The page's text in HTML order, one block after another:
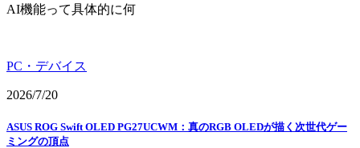
AI機能って具体的に何
PC・デバイス
2026/7/20
ASUS ROG Swift OLED PG27UCWM：真のRGB OLEDが描く次世代ゲー
ミングの頂点